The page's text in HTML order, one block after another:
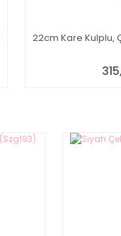
22cm Kare Kulplu,